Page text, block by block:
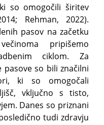
so omogočili širitev
Rehman, 2022).
pasov na začetku
pripišemo
ciklom. Za
pasove so bili značilni
ki so omogočali
vključno s tisto,
Danes so priznani
tudi zdravju